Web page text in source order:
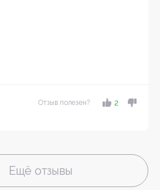
Отзыв полезен? 2
Ещё отзывы